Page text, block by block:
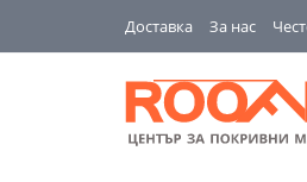
Доставка За нас